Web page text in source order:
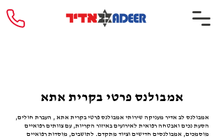
אמבולנס פרטי בקרית אתא
אמבולנס לב אדיר מעניקה שירותי אמבולנס פרטי בקרית אתא , העברת חולים,
הסעת נכים ואבטחה רפואית לאירועים באיזור הקריות, עם צוותים רפואיים
מוסמכים, אמבולנסים חדישים וציוד מתקדם. לתושבים, מוסדות רפואיים